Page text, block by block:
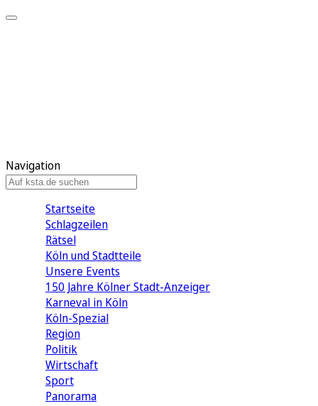
Navigation
Startseite
Schlagzeilen
Rätsel
Köln und Stadtteile
Unsere Events
150 Jahre Kölner Stadt-Anzeiger
Karneval in Köln
Köln-Spezial
Region
Politik
Wirtschaft
Sport
Panorama